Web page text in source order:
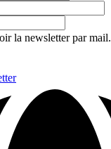
la newsletter par mail.